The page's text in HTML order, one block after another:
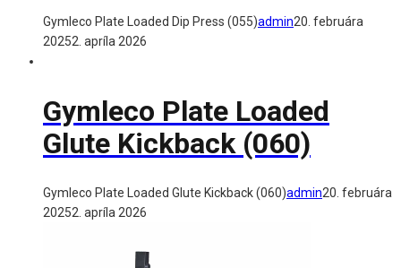
Gymleco Plate Loaded Dip Press (055)admin20. februára
20252. apríla 2026
Gymleco Plate Loaded
Glute Kickback (060)
Gymleco Plate Loaded Glute Kickback (060)admin20. februára
20252. apríla 2026